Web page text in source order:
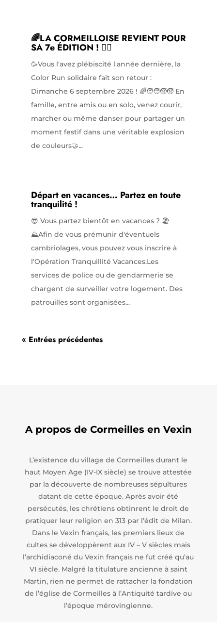
🌈LA CORMEILLOISE REVIENT POUR
SA 7e ÉDITION ! 🏃‍♀️
🥳Vous l'avez plébiscité l'année dernière, la
Color Run solidaire fait son retour :
Dimanche 6 septembre 2026 ! 🌈🧑‍🧑‍🧒‍🧒 En
famille, entre amis ou en solo, venez courir,
marcher ou même danser pour partager un
moment festif dans une véritable explosion
de couleurs🤝...
Départ en vacances… Partez en toute
tranquilité !
😎 Vous partez bientôt en vacances ? 🏖️
⛰️Afin de vous prémunir d'éventuels
cambriolages, vous pouvez vous inscrire à
l'Opération Tranquillité Vacances.Les
services de police ou de gendarmerie se
chargent de surveiller votre logement. Des
patrouilles sont organisées...
« Entrées précédentes
A propos de Cormeilles en Vexin
L’existence du village de Cormeilles durant le
haut Moyen Age (IV-IX siècle) se trouve attestée
par la découverte de nombreuses sépultures
datant de cette époque. Après avoir été
persécutés, les chrétiens obtinrent le droit de
pratiquer leur religion en 313 par l’édit de Milan.
Dans le Vexin français, les premiers lieux de
cultes se développèrent aux IV – V siècles mais
l’archidiaconé du Vexin français ne fut créé qu’au
VI siècle. Malgré la titulature ancienne à saint
Martin, rien ne permet de rattacher la fondation
de l’église de Cormeilles à l’Antiquité tardive ou
l’époque mérovingienne.